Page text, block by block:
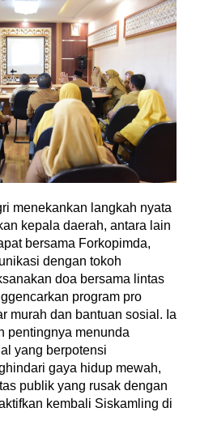
menekankan langkah nyata
kepala daerah, antara lain
bersama Forkopimda,
dengan tokoh
doa bersama lintas
program pro
murah dan bantuan sosial. Ia
pentingnya menunda
yang berpotensi
gaya hidup mewah,
publik yang rusak dengan
kembali Siskamling di